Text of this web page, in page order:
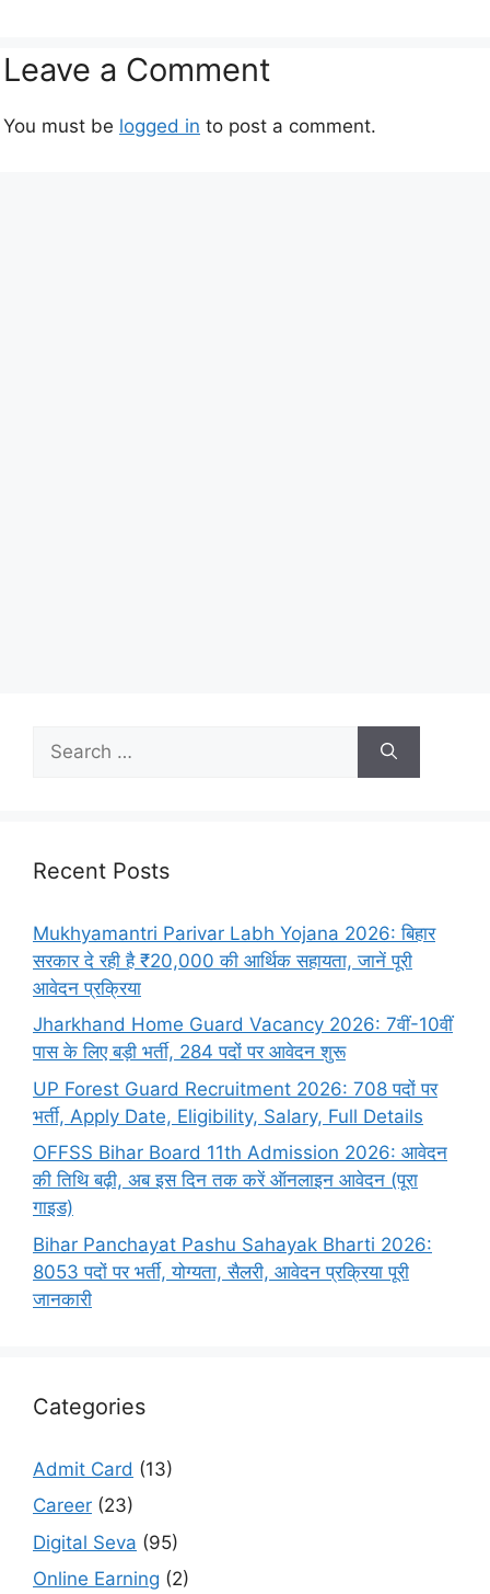
Leave a Comment
You must be logged in to post a comment.
Recent Posts
Mukhyamantri Parivar Labh Yojana 2026: बिहार
सरकार दे रही है ₹20,000 की आर्थिक सहायता, जानें पूरी
आवेदन प्रक्रिया
Jharkhand Home Guard Vacancy 2026: 7वीं-10वीं
पास के लिए बड़ी भर्ती, 284 पदों पर आवेदन शुरू
UP Forest Guard Recruitment 2026: 708 पदों पर
भर्ती, Apply Date, Eligibility, Salary, Full Details
OFFSS Bihar Board 11th Admission 2026: आवेदन
की तिथि बढ़ी, अब इस दिन तक करें ऑनलाइन आवेदन (पूरा
गाइड)
Bihar Panchayat Pashu Sahayak Bharti 2026:
8053 पदों पर भर्ती, योग्यता, सैलरी, आवेदन प्रक्रिया पूरी
जानकारी
Categories
Admit Card (13)
Career (23)
Digital Seva (95)
Online Earning (2)